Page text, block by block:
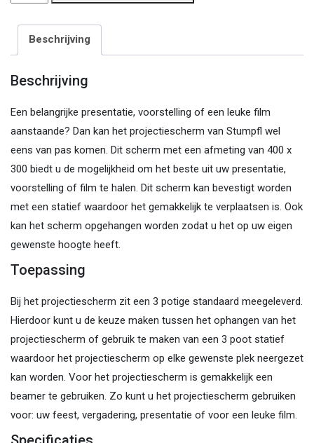
projectiescherm
meterBeschrijving
Beschrijving
Een belangrijke presentatie, voorstelling of een leuke film
aanstaande? Dan kan het projectiescherm van Stumpfl wel
eens van pas komen. Dit scherm met een afmeting van 400 x
300 biedt u de mogelijkheid om het beste uit uw presentatie,
voorstelling of film te halen. Dit scherm kan bevestigt worden
met een statief waardoor het gemakkelijk te verplaatsen is. Ook
kan het scherm opgehangen worden zodat u het op uw eigen
gewenste hoogte heeft.
Toepassing
Bij het projectiescherm zit een 3 potige standaard meegeleverd.
Hierdoor kunt u de keuze maken tussen het ophangen van het
projectiescherm of gebruik te maken van een 3 poot statief
waardoor het projectiescherm op elke gewenste plek neergezet
kan worden. Voor het projectiescherm is gemakkelijk een
beamer te gebruiken. Zo kunt u het projectiescherm gebruiken
voor: uw feest, vergadering, presentatie of voor een leuke film.